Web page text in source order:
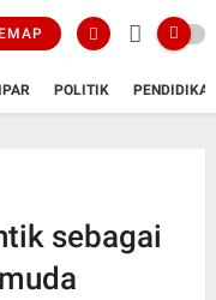
POLITIK
sebagai